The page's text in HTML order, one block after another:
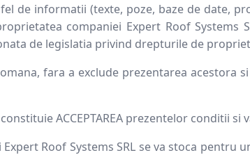
Tablă tip șindrilă
Sageac
de informatii (texte, poze, baze de date,
companiei Expert Roof Systems
de legislatia privind drepturile de
fara a exclude prezentarea acestora
ACCEPTAREA prezentelor conditii si
Roof Systems SRL se va stoca